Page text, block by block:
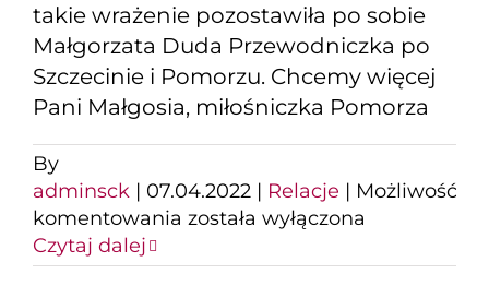
takie wrażenie pozostawiła po sobie
Małgorzata Duda Przewodniczka po
Szczecinie i Pomorzu. Chcemy więcej
Pani Małgosia, miłośniczka Pomorza
By
adminsck | 07.04.2022 | Relacje | Możliwość
komentowania Spotkanie
z
została wyłączona
Czytaj dalej